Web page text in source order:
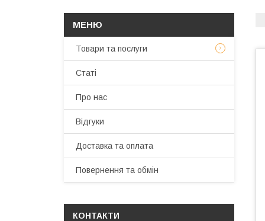
Товари та послуги
Статі
Про нас
Відгуки
Доставка та оплата
Повернення та обмін
КОНТАКТИ